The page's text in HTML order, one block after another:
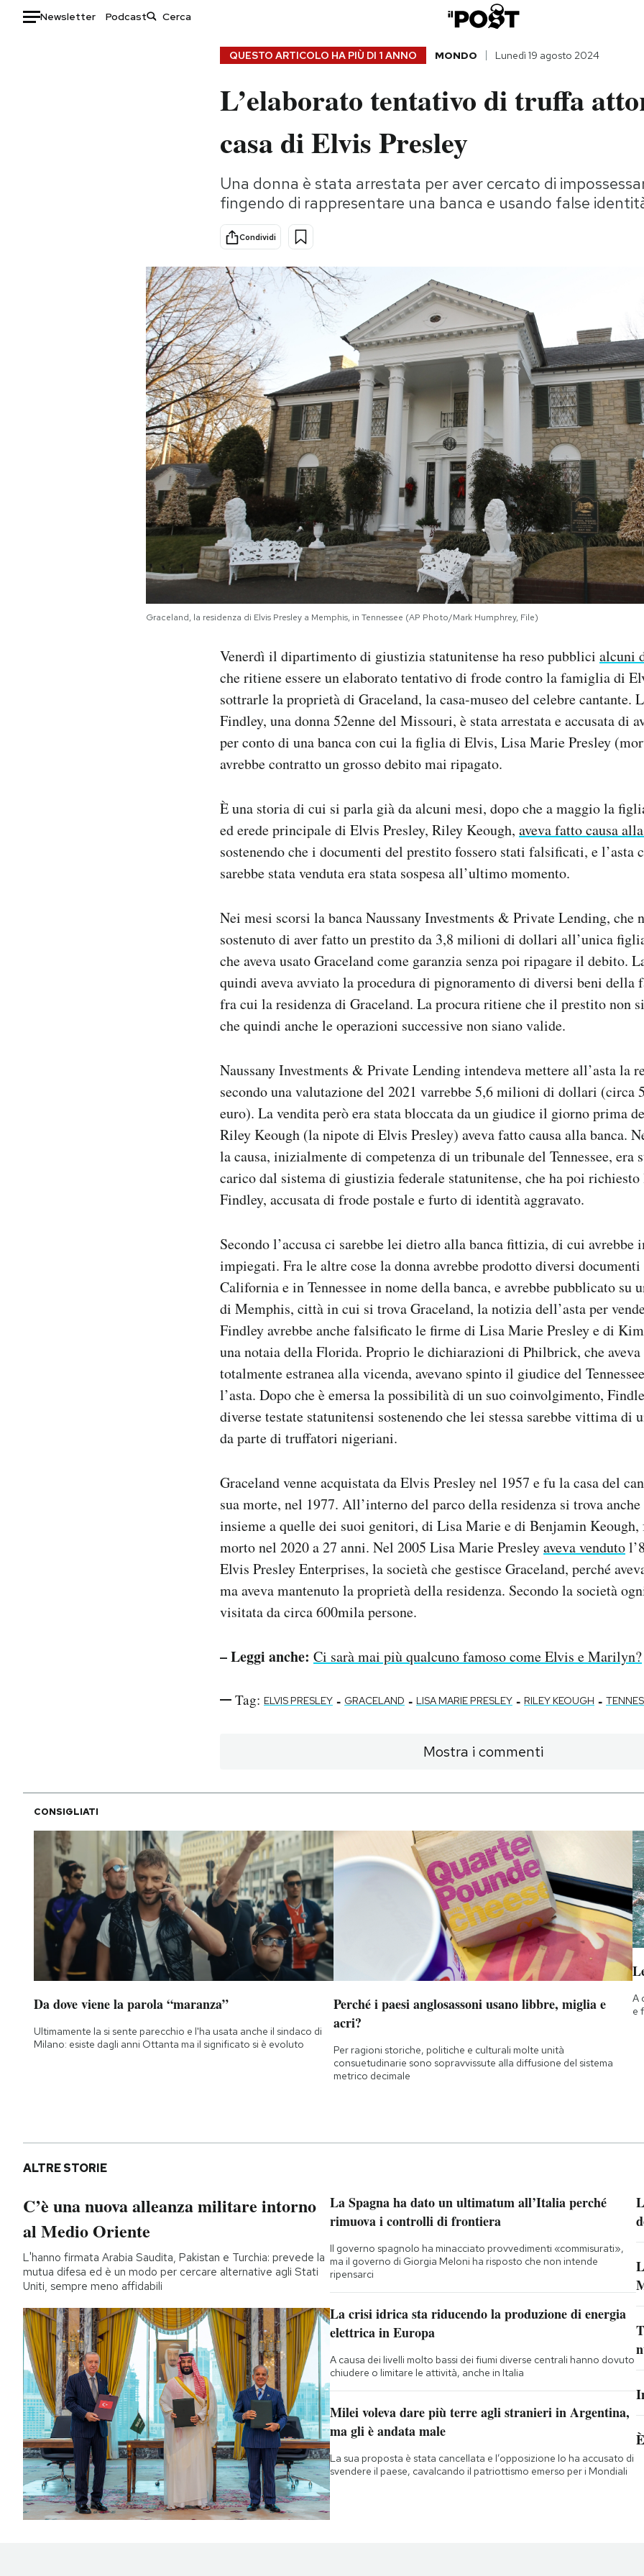
Newsletter Podcast
Storie/Idee
Ok Boomer!
Altrecose
Mondiali calcio 2026
AREA PERSONALE
QUESTO ARTICOLO HA PIÙ DI 1 ANNO MONDO Lunedì 19 agosto 2024
L’elaborato tentativo di truffa
casa di Elvis Presley
Una donna è stata arrestata per aver cercato di
fingendo di rappresentare una banca e usando false
Condividi
Graceland, la residenza di Elvis Presley a Memphis, in Tennessee (AP Photo/Mark Humphrey, File)
Venerdì il dipartimento di giustizia statunitense ha reso pubblici alcuni
che ritiene essere un elaborato tentativo di frode contro la famiglia di
sottrarle la proprietà di Graceland, la casa-museo del celebre cantante.
Findley, una donna 52enne del Missouri, è stata arrestata e accusata di
per conto di una banca con cui la figlia di Elvis, Lisa Marie Presley
avrebbe contratto un grosso debito mai ripagato.
È una storia di cui si parla già da alcuni mesi, dopo che a maggio la
ed erede principale di Elvis Presley, Riley Keough, aveva fatto causa
sostenendo che i documenti del prestito fossero stati falsificati, e l’asta
sarebbe stata venduta era stata sospesa all’ultimo momento.
Nei mesi scorsi la banca Naussany Investments & Private Lending, che
sostenuto di aver fatto un prestito da 3,8 milioni di dollari all’unica
che aveva usato Graceland come garanzia senza poi ripagare il debito.
quindi aveva avviato la procedura di pignoramento di diversi beni della
fra cui la residenza di Graceland. La procura ritiene che il prestito non
che quindi anche le operazioni successive non siano valide.
Naussany Investments & Private Lending intendeva mettere all’asta la
secondo una valutazione del 2021 varrebbe 5,6 milioni di dollari
euro). La vendita però era stata bloccata da un giudice il giorno prima
Riley Keough (la nipote di Elvis Presley) aveva fatto causa alla banca.
la causa, inizialmente di competenza di un tribunale del Tennessee, era
carico dal sistema di giustizia federale statunitense, che ha poi richiesto
Findley, accusata di frode postale e furto di identità aggravato.
Secondo l’accusa ci sarebbe lei dietro alla banca fittizia, di cui avrebbe
impiegati. Fra le altre cose la donna avrebbe prodotto diversi
California e in Tennessee in nome della banca, e avrebbe pubblicato su
di Memphis, città in cui si trova Graceland, la notizia dell’asta per
Findley avrebbe anche falsificato le firme di Lisa Marie Presley e di
una notaia della Florida. Proprio le dichiarazioni di Philbrick, che aveva
totalmente estranea alla vicenda, avevano spinto il giudice del
l’asta. Dopo che è emersa la possibilità di un suo coinvolgimento,
diverse testate statunitensi sostenendo che lei stessa sarebbe vittima di
da parte di truffatori nigeriani.
Graceland venne acquistata da Elvis Presley nel 1957 e fu la casa del
sua morte, nel 1977. All’interno del parco della residenza si trova
insieme a quelle dei suoi genitori, di Lisa Marie e di Benjamin
morto nel 2020 a 27 anni. Nel 2005 Lisa Marie Presleyaveva venduto
Elvis Presley Enterprises, la società che gestisce Graceland, perché
ma aveva mantenuto la proprietà della residenza. Secondo la società
visitata da circa 600mila persone.
– Leggi anche: Ci sarà mai più qualcuno famoso come Elvis e Marilyn?
Tag: ELVIS PRESLEY - GRACELAND - LISA MARIE PRESLEY - RILEY KEOUGH -
Mostra i commenti
CONSIGLIATI
Da dove viene la parola “maranza”
Ultimamente la si sente parecchio e l'ha usata anche il sindaco di
Milano: esiste dagli anni Ottanta ma il significato si è evoluto
Perché i paesi anglosassoni usano libbre, miglia e
acri?
Per ragioni storiche, politiche e culturali molte unità
consuetudinarie sono sopravvissute alla diffusione del sistema
metrico decimale
A
e
ALTRE STORIE
C’è una nuova alleanza militare intorno
al Medio Oriente
L'hanno firmata Arabia Saudita, Pakistan e Turchia: prevede la
mutua difesa ed è un modo per cercare alternative agli Stati
Uniti, sempre meno affidabili
La Spagna ha dato un ultimatum all’Italia perché
rimuova i controlli di frontiera
Il governo spagnolo ha minacciato provvedimenti «commisurati»,
ma il governo di Giorgia Meloni ha risposto che non intende
ripensarci
La crisi idrica sta riducendo la produzione di energia
elettrica in Europa
A causa dei livelli molto bassi dei fiumi diverse centrali hanno dovuto
chiudere o limitare le attività, anche in Italia
Milei voleva dare più terre agli stranieri in Argentina,
ma gli è andata male
La sua proposta è stata cancellata e l’opposizione lo ha accusato di
svendere il paese, cavalcando il patriottismo emerso per i Mondiali